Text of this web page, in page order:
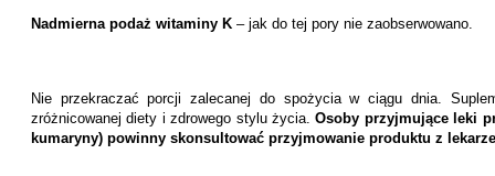
Nadmierna podaż witaminy K – jak do tej pory nie zaobserwowano.
Nie przekraczać porcji zalecanej do spożycia w ciągu dnia.
zróżnicowanej diety i zdrowego stylu życia.Osoby przyjmujące leki
kumaryny) powinny skonsultować przyjmowanie produktu z